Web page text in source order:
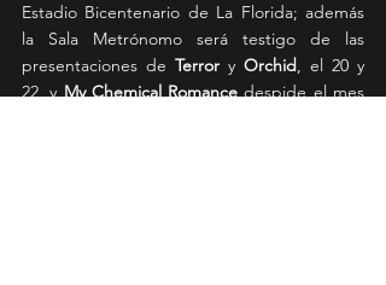
Estadio Bicentenario de La Florida; además
la Sala Metrónomo será testigo de las
presentaciones de Terror y Orchid, el 20 y
22, y My Chemical Romance despide el mes